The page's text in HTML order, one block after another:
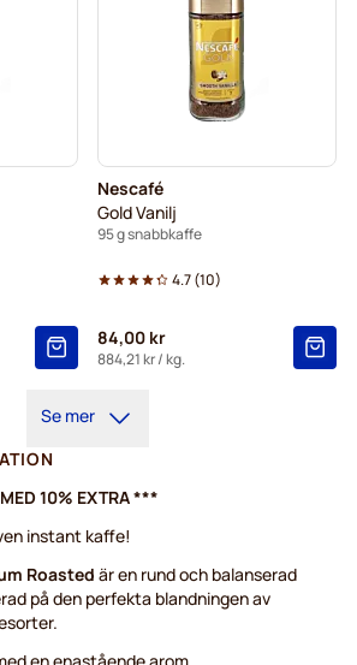
Nescafé
Gold Vanilj
95 g snabbkaffe
4.7(10)
84,00 kr
884,21 kr/ kg.
Se mer
10% EXTRA ***
instant kaffe!
Roasted är en rund och balanserad
på den perfekta blandningen av